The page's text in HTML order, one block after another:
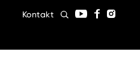
Kontakt